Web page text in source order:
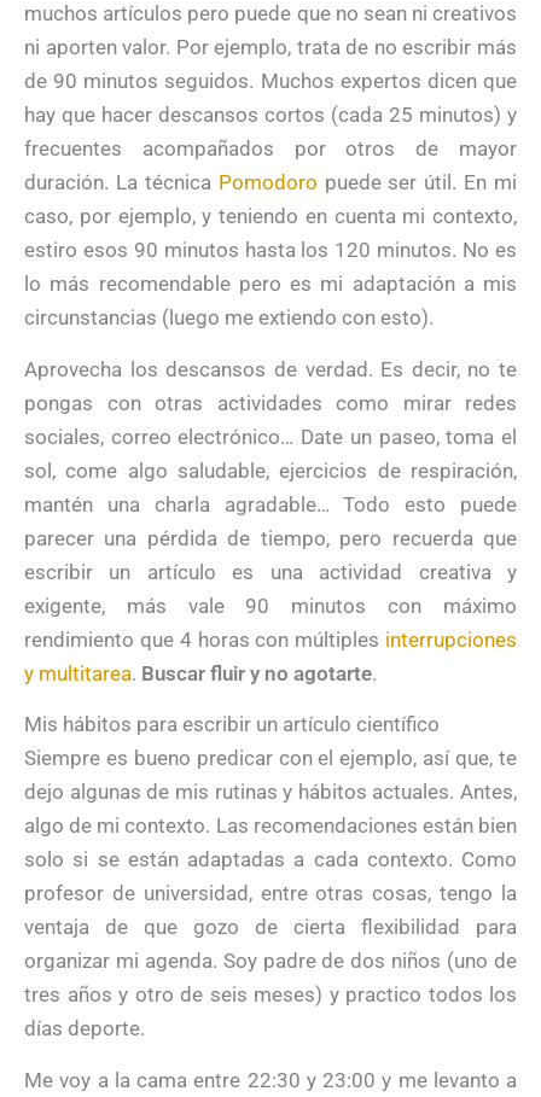
muchos artículos pero puede que no sean ni creativos
ni aporten valor. Por ejemplo, trata de no escribir más
de 90 minutos seguidos. Muchos expertos dicen que
hay que hacer descansos cortos (cada 25 minutos) y
frecuentes acompañados por otros de mayor
duración. La técnica Pomodoro puede ser útil. En mi
caso, por ejemplo, y teniendo en cuenta mi contexto,
estiro esos 90 minutos hasta los 120 minutos. No es
lo más recomendable pero es mi adaptación a mis
circunstancias (luego me extiendo con esto).
Aprovecha los descansos de verdad. Es decir, no te
pongas con otras actividades como mirar redes
sociales, correo electrónico… Date un paseo, toma el
sol, come algo saludable, ejercicios de respiración,
mantén una charla agradable… Todo esto puede
parecer una pérdida de tiempo, pero recuerda que
escribir un artículo es una actividad creativa y
exigente, más vale 90 minutos con máximo
rendimiento que 4 horas con múltiples interrupciones
y multitarea. Buscar fluir y no agotarte.
Mis hábitos para escribir un artículo científico
Siempre es bueno predicar con el ejemplo, así que, te
dejo algunas de mis rutinas y hábitos actuales. Antes,
algo de mi contexto. Las recomendaciones están bien
solo si se están adaptadas a cada contexto. Como
profesor de universidad, entre otras cosas, tengo la
ventaja de que gozo de cierta flexibilidad para
organizar mi agenda. Soy padre de dos niños (uno de
tres años y otro de seis meses) y practico todos los
días deporte.
Me voy a la cama entre 22:30 y 23:00 y me levanto a